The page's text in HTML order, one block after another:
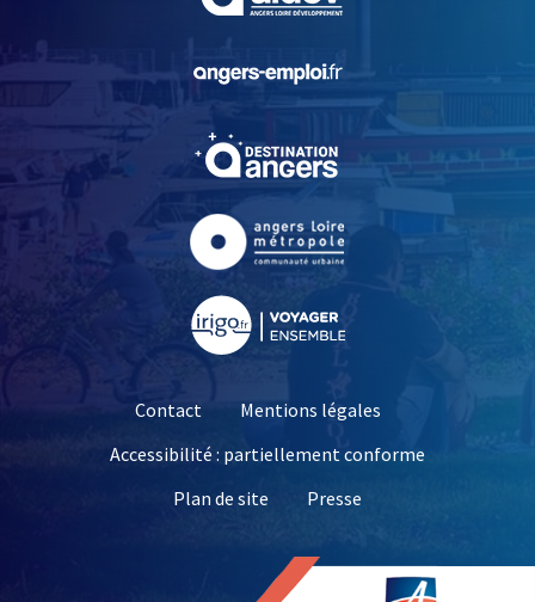
, Ouvre une nouvelle
, Ouvre une nouvelle
Contact
Mentions légales
Accessibilité : partiellement conforme
Plan de site
Presse